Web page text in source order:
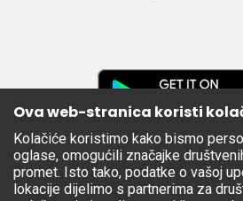
Apple
Store
Ova web-stranica koristi
Kolačiće koristimo kako bismo
oglase, omogućili značajke
promet. Isto tako, podatke o vašoj
lokacije dijelimo s partnerima za